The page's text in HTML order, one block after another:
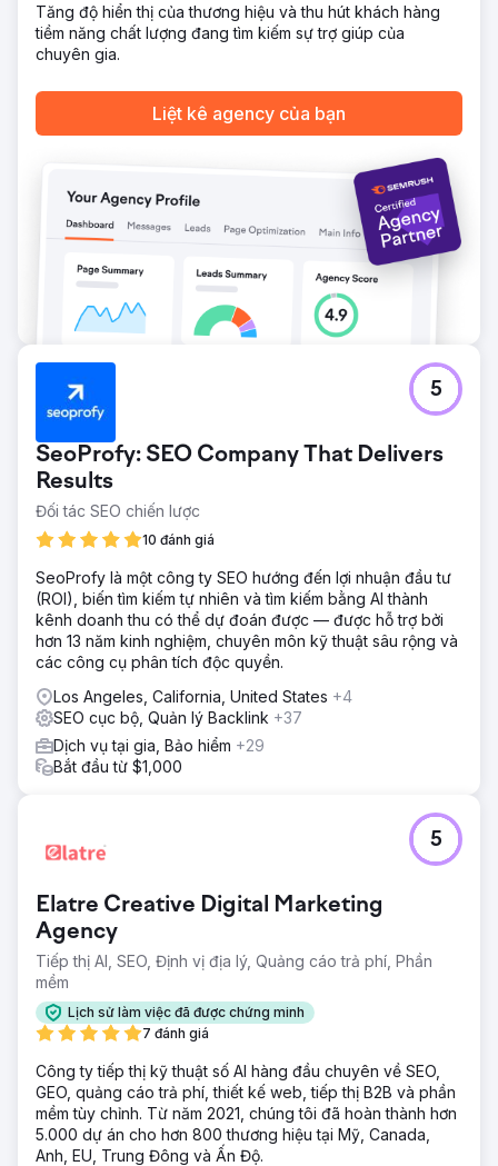
có ý định tìm kiếm cao về phục hồi cai nghiện, tăng lượt
xem bản đồ Hồ sơ Doanh nghiệp trên Google lên 312% và
góp phần tăng 245% số lượng bệnh nhân nhập viện thông
Chuyển đến trang agency
Tăng độ hiển thị của thương hiệu và thu hút khách hàng
tiềm năng chất lượng đang tìm kiếm sự trợ giúp của
chuyên gia.
Liệt kê agency của bạn
SeoProfy: SEO Company That Delivers
Results
Đối tác SEO chiến lược
10 đánh giá
5
SeoProfy là một công ty SEO hướng đến lợi nhuận đầu tư
(ROI), biến tìm kiếm tự nhiên và tìm kiếm bằng AI thành
kênh doanh thu có thể dự đoán được — được hỗ trợ bởi
hơn 13 năm kinh nghiệm, chuyên môn kỹ thuật sâu rộng và
các công cụ phân tích độc quyền.
Los Angeles, California, United States +4
SEO cục bộ, Quản lý Backlink +37
Dịch vụ tại gia, Bảo hiểm +29
Bắt đầu từ $1,000
Elatre Creative Digital Marketing
Agency
Tiếp thị AI, SEO, Định vị địa lý, Quảng cáo trả phí, Phần
mềm
Lịch sử làm việc đã được chứng minh
7 đánh giá
5
Công ty tiếp thị kỹ thuật số AI hàng đầu chuyên về SEO,
GEO, quảng cáo trả phí, thiết kế web, tiếp thị B2B và phần
mềm tùy chỉnh. Từ năm 2021, chúng tôi đã hoàn thành hơn
5.000 dự án cho hơn 800 thương hiệu tại Mỹ, Canada,
Anh, EU, Trung Đông và Ấn Độ.